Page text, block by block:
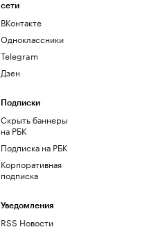
сети
ВКонтакте
Одноклассники
Telegram
Дзен
Подписки
Скрыть баннеры
на РБК
Подписка на РБК
Корпоративная
подписка
Уведомления
RSS Новости